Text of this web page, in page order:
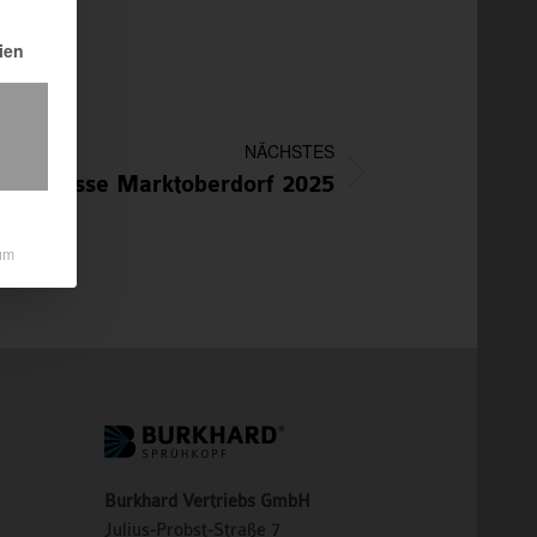
NÄCHSTES
Marktoberdorf 2025
Burkhard Vertriebs GmbH
Julius-Probst-Straße 7
Die erste Service-Gruppe ist essenziell und kann nicht